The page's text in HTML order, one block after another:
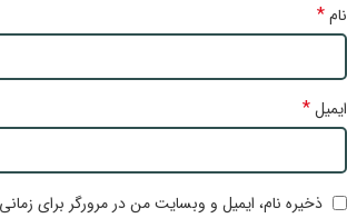
نام*
ایمیل*
ذخیره نام، ایمیل و وبسایت من در مرورگر برای